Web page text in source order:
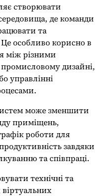
створювати
де команди
та
особливо корисно в
між різними
дизайні,
управлінні
може зменшити
приміщень,
роботи для
завдяки
та співпраці.
технічні та
віртуальних